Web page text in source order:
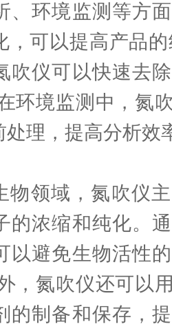
、环境监测等方
，可以提高产品
吹仪可以快速去
环境监测中，氮
处理，提高分析效
领域，氮吹仪主
的浓缩和纯化。
以避免生物活性
，氮吹仪还可以
的制备和保存，